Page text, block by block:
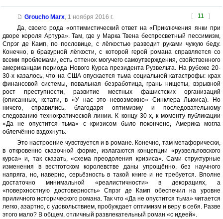
[ 11 ]
Groucho Marx, 1 ноября 2016 г.
Да, своего рода «оптимистический ответ на «Приключения янки при
дворе короля Артура». Там, где у Марка Твена беспросветный пессимизм,
Спрэг де Камп, по пословице, с лёгкостью разводит руками чужую беду.
Конечно, в бравурной лёгкости, с которой герой романа справляется со
всеми проблемами, есть оттенок могучего самоутверждения, свойственного
американцам периода Нового Курса президента Рузвельта. На рубеже 20-
30-х казалось, что на США опускается тьма социальной катастрофы: крах
финансовой системы, повальная безработица, грань нищеты, взрывной
рост преступности, развитие местных фашистских организаций
(описанных, кстати, в «У нас это невозможно» Синклера Льюиса). Но
ничего, справились, благодаря оптимизму и последовательному
следованию технократической линии. К концу 30-х, к моменту публикации
«Да не опустится тьма» с кризисом было покончено, Америка могла
облегчённо вздохнуть.
Это настроение чувствуется и в романе. Конечно, там метафорически,
в откровенно сказочной форме, излагаются концепции «рузвельтовского
курса» и, так сказать, «схема преодоления кризиса». Сами структурные
изменения в вестготском королевстве даны упрощённо, без научного
напряга, но, наверно, серьёзность в такой книге и не требуется. Вполне
достаточно минимальной «реалистичности» в декорациях, а
«поверхностную достоверность» Спрэг де Камп обеспечил на уровне
приличного исторического романа. Так что «Да не опустится тьма» читается
легко, азартно, с удовольствием, пробуждает оптимизм и веру в себя. Разве
этого мало? В общем, отличный развлекательный роман «с идеей».